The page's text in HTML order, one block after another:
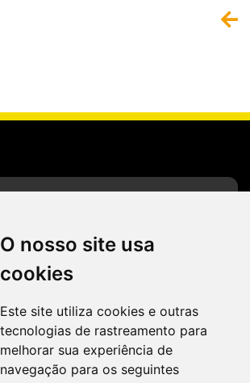
O nosso site usa
cookies
Este site utiliza cookies e outras
tecnologias de rastreamento para
melhorar sua experiência de
navegação para os seguintes
6, Bloco E, Complexo Brasil 21, 20º
2001 - CEP 70322-915 - Brasília/DF